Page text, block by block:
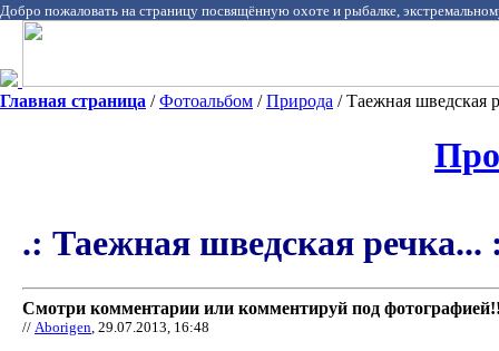
Добро пожаловать на страницу посвящённую охоте и рыбалке,
Главная страница /Фотоальбом /Природа / Таежная шведская
.: Таежная шведская речка...
Смотри комментарии или комментируй под
// Aborigen, 29.07.2013, 16:48